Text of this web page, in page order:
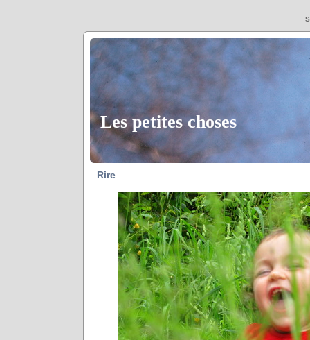
Les petites choses
Rire